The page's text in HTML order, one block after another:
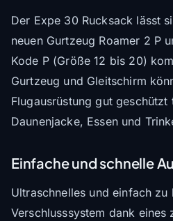
Der Expe 30 Rucksack lässt
neuen Gurtzeug Roamer 2 P
Kode P (Größe 12 bis 20)
Gurtzeug und Gleitschirm
Flugausrüstung gut
Daunenjacke, Essen und
Einfache und schnelle
Ultraschnelles und einfach zu
Verschlusssystem dank eines